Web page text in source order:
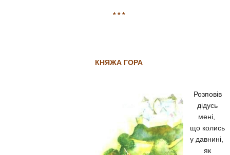
* * *
КНЯЖА ГОРА
Розповів
дідусь
мені,
що колись
у давнині,
як